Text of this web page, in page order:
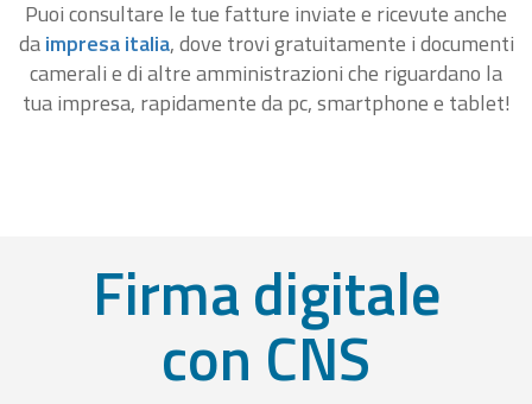
Puoi consultare le tue fatture inviate e ricevute anche
daimpresa italia, dove trovi gratuitamente i documenti
camerali e di altre amministrazioni che riguardano la
tua impresa, rapidamente da pc, smartphone e tablet!
Firma digitale
con CNS